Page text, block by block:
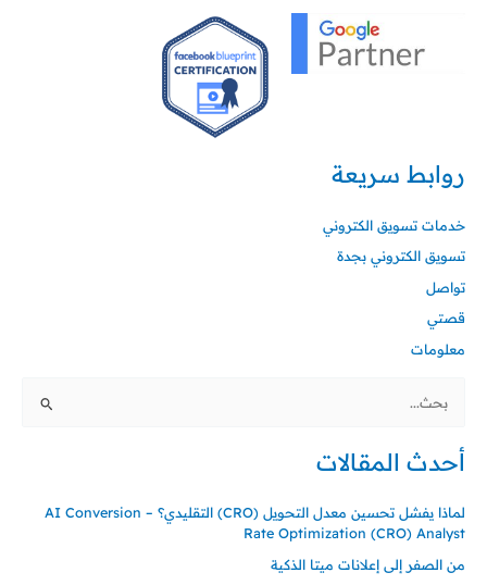
روابط سريعة
خدمات تسويق الكتروني
تسويق الكتروني بجدة
تواصل
قصتي
معلومات
البحث
أحدث المقالات
لماذا يفشل تحسين معدل التحويل (CRO) التقليدي؟ – AI Conversion
Rate Optimization (CRO) Analyst
من الصفر إلى إعلانات ميتا الذكية